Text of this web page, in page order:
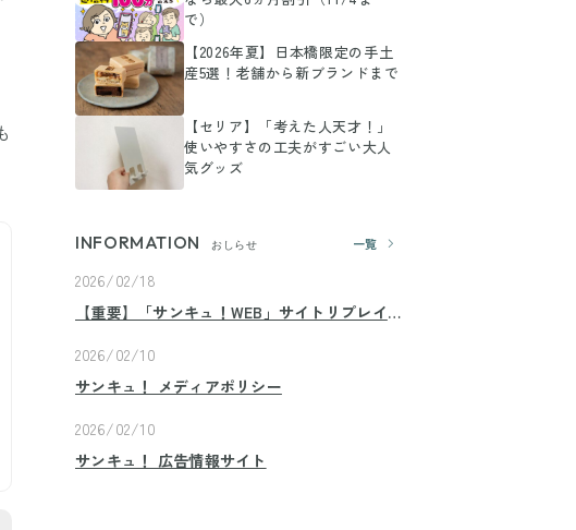
で）
【2026年夏】日本橋限定の手土
産5選！老舗から新ブランドまで
【セリア】「考えた人天才！」
使いやすさの工夫がすごい大人
気グッズ
INFORMATION おしらせ 一覧
2026/02/18
【重要】「サンキュ！WEB」サイトリプレイ
2026/02/10
サンキュ！ メディアポリシー
2026/02/10
サンキュ！ 広告情報サイト